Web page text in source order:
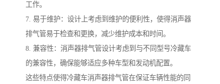
工作。
7. 易于维护：设计上考虑到维护的便利性，使得消声器
排气管易于检查和更换，减少维护成本和时间。
8. 兼容性：消声器排气管设计考虑到与不同型号冷藏车
的兼容性，确保能够适应多种车型和发动机配置。
这些特点使得冷藏车消声器排气管在保证车辆性能的同